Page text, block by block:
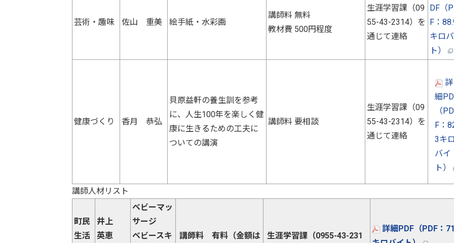
芸術・趣味 佐山 重美 絵手紙・水彩画
講師料 無料
教材費 500円程度
生涯学習課（09
55-43-2314）を
通じて連絡
DF（
F：
キロ
ト）
健康づくり 香月 恭弘
貝原益軒の養生訓を参考
に、人生100年を楽しく健
康に生きるための工夫に
ついての講演
講師料 要相談
生涯学習課（09
55-43-2314）を
通じて連絡
詳
細
（PD
F：
3キロ
バイ
ト）
講師人材リスト
町民
生活
井上
英恵
ベビーマッ
サージ
ベビースキ
講師料 有料（金額は 生涯学習課（0955-43-231
詳細PDF（PDF：